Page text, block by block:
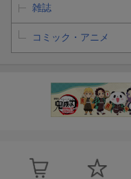
雑誌
コミック・アニメ